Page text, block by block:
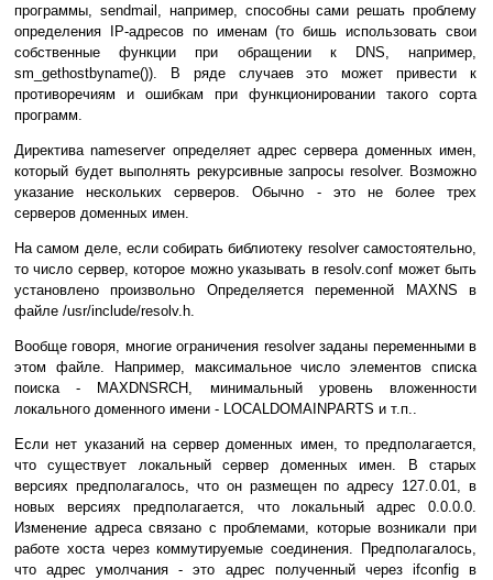
программы, sendmail, например, способны сами решать проблему
определения IP-адресов по именам (то бишь использовать свои
собственные функции при обращении к DNS, например,
sm_gethostbyname()). В ряде случаев это может привести к
противоречиям и ошибкам при функционировании такого сорта
программ.
Директива nameserver определяет адрес сервера доменных имен,
который будет выполнять рекурсивные запросы resolver. Возможно
указание нескольких серверов. Обычно - это не более трех
серверов доменных имен.
На самом деле, если собирать библиотеку resolver самостоятельно,
то число сервер, которое можно указывать в resolv.conf может быть
установлено произвольно Определяется переменной MAXNS в
файле /usr/include/resolv.h.
Вообще говоря, многие ограничения resolver заданы переменными в
этом файле. Например, максимальное число элементов списка
поиска - MAXDNSRCH, минимальный уровень вложенности
локального доменного имени - LOCALDOMAINPARTS и т.п..
Если нет указаний на сервер доменных имен, то предполагается,
что существует локальный сервер доменных имен. В старых
версиях предполагалось, что он размещен по адресу 127.0.01, в
новых версиях предполагается, что локальный адрес 0.0.0.0.
Изменение адреса связано с проблемами, которые возникали при
работе хоста через коммутируемые соединения. Предполагалось,
что адрес умолчания - это адрес полученный через ifconfig в